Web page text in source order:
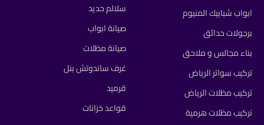
ابواب شبابيك المنيوم
برجولات حدائق
بناء مجالس و ملاحق
تركيب سواتر الرياض
تركيب مظلات الرياض
تركيب مظلات هرمية
سلالم حديد
صيانة ابواب
صيانة مظلات
غرف ساندوتش بنل
قرميد
قواعد خزانات